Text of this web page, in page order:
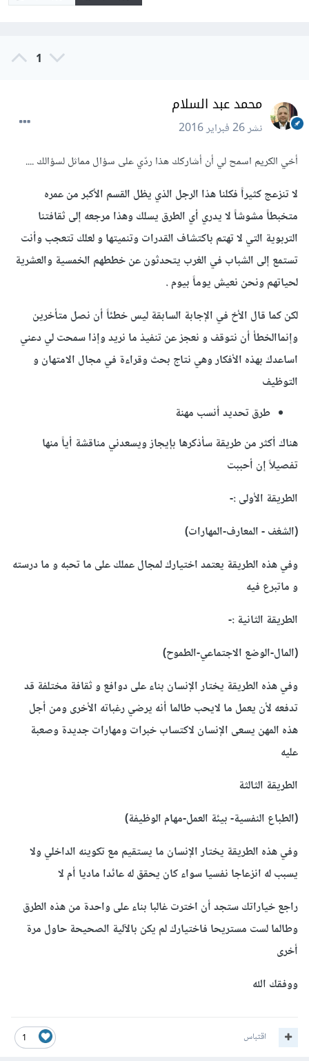
1
محمد عبد السلام
نشر26 فبراير 2016
أخي الكريم اسمح لي أن أشاركك هذا ردّي على سؤال مماثل لسؤالك ....
لا تنزعج كثيراً فكلنا هذا الرجل الذي يظل القسم الأكبر من عمره
متخبطاً مشوشاً لا يدري أي الطرق يسلك وهذا مرجعه إلى ثقافتنا
التربوية التي لا تهتم باكتشاف القدرات وتنميتها و لعلك تتعجب وأنت
تستمع إلى الشباب في الغرب يتحدثون عن خططهم الخمسية والعشرية
لحياتهم ونحن نعيش يوماً بيوم .
لكن كما قال الأخ في الإجابة السابقة ليس خطئاً أن نصل متأخرين
وإنماالخطأ أن نتوقف و نعجز عن تنفيذ ما نريد وإذا سمحت لي دعني
اساعدك بهذه الأفكار وهي نتاج بحث وقراءة في مجال الامتهان و
التوظيف
طرق تحديد أنسب مهنة
هناك أكثر من طريقة سأذكرها بإيجاز ويسعدني مناقشة أياً منها
تفصيلاً إن أحببت
الطريقة الأولى :-
(الشغف - المعارف-المهارات)
وفي هذه الطريقة يعتمد اختيارك لمجال عملك على ما تحبه و ما درسته
و ماتبرع فيه
الطريقة الثانية :-
(المال-الوضع الاجتماعي-الطموح)
وفي هذه الطريقة يختار الإنسان بناء على دوافع و ثقافة مختلفة قد
تدفعه لأن يعمل ما لايحب طالما أنه يرضي رغباته الأخرى ومن أجل
هذه المهن يسعى الإنسان لاكتساب خبرات ومهارات جديدة وصعبة
عليه
الطريقة الثالثة
(الطباع النفسية- بيئة العمل-مهام الوظيفة)
وفي هذه الطريقة يختار الإنسان ما يستقيم مع تكوينه الداخلي ولا
يسبب له انزعاجا نفسيا سواء كان يحقق له عائدا ماديا أم لا
راجع خياراتك ستجد أن اخترت غالبا بناء على واحدة من هذه الطرق
وطالما لست مستريحا فاختيارك لم يكن بالآلية الصحيحة حاول مرة
أخرى
ووفقك الله
1 اقتباس